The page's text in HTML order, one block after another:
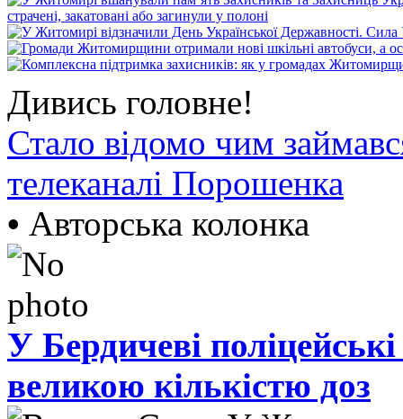
Дивись головне!
Стало відомо чим
телеканалі Порошенка
• Авторська колонка
У Бердичеві
великою кількістю доз